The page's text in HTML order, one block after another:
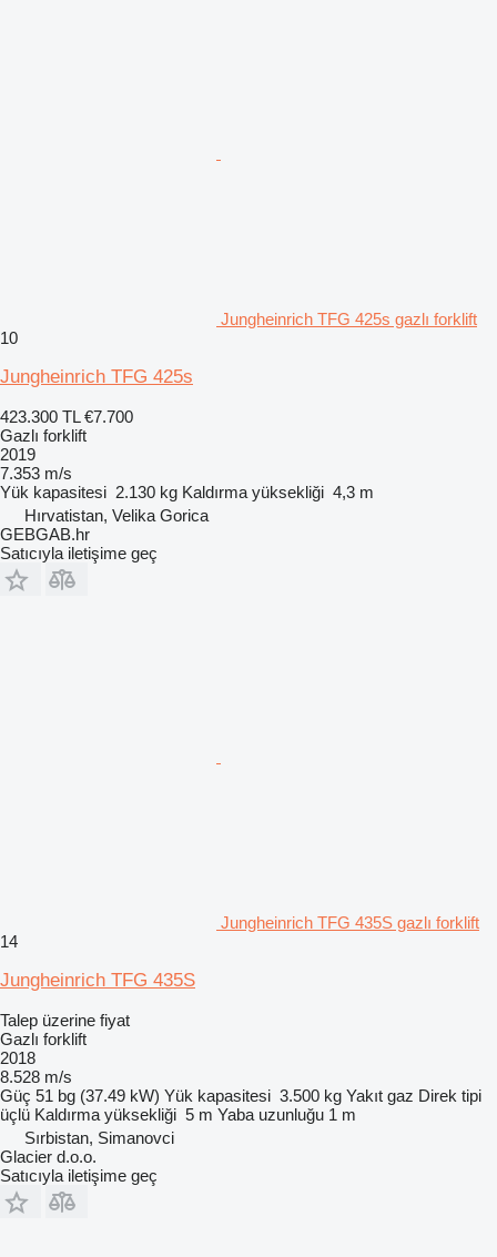
Jungheinrich TFG 425s gazlı forklift
10
Jungheinrich TFG 425s
423.300 TL €7.700
Gazlı forklift
2019
7.353 m/s
Yük kapasitesi 2.130 kg Kaldırma yüksekliği 4,3 m
Hırvatistan, Velika Gorica
GEBGAB.hr
Satıcıyla iletişime geç
Jungheinrich TFG 435S gazlı forklift
14
Jungheinrich TFG 435S
Talep üzerine fiyat
Gazlı forklift
2018
8.528 m/s
Güç 51 bg (37.49 kW) Yük kapasitesi 3.500 kg Yakıt gaz Direk tipi
üçlü Kaldırma yüksekliği 5 m Yaba uzunluğu 1 m
Sırbistan, Simanovci
Glacier d.o.o.
Satıcıyla iletişime geç